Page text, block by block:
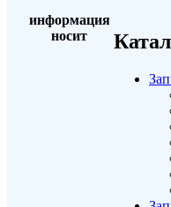
информация
носит